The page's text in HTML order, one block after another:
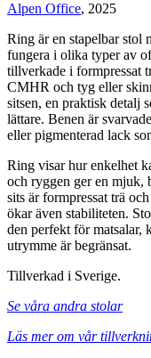
Alpen Office, 2025
Ring är en stapelbar stol
fungera i olika typer av
tillverkade i formpressat
CMHR och tyg eller
sitsen, en praktisk detalj
lättare. Benen är
eller pigmenterad lack
Ring visar hur enkelhet
och ryggen ger en mjuk,
sits är formpressat trä
ökar även stabiliteten.
den perfekt för matsalar,
utrymme är begränsat.
Tillverkad i Sverige.
Se våra andra stolar
Läs mer om vår